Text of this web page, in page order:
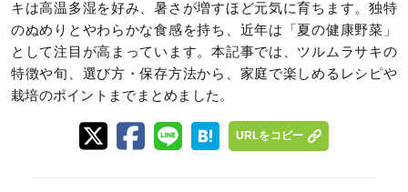
キは高温多湿を好み、暑さが増すほど元気に育ちます。独特
のぬめりとやわらかな食感を持ち、近年は「夏の健康野菜」
として注目が高まっています。本記事では、ツルムラサキの
特徴や旬、選び方・保存方法から、家庭で楽しめるレシピや
栽培のポイントまでまとめました。
URLをコピー